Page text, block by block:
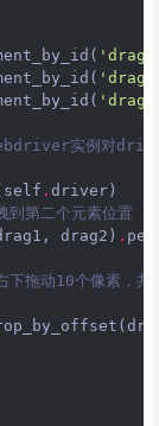
(
(
(
实例对
self . driver)
到第二个元素位置
, drag2 ) .
下拖动10个像素，共
(